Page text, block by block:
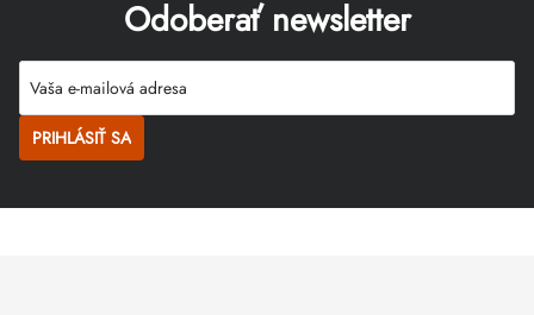
Odoberať newsletter
PRIHLÁSIŤ SA